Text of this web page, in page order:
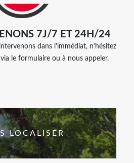
7J/7 ET 24H/24
dans l’immédiat, n’hésitez
le formulaire ou à nous appeler.
LOCALISER